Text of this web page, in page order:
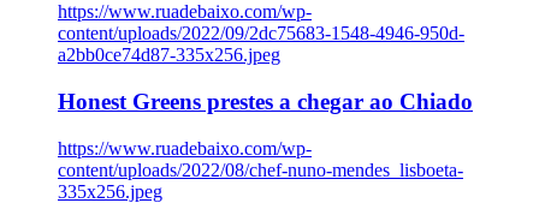
https://www.ruadebaixo.com/wp-
content/uploads/2022/09/2dc75683-1548-4946-950d-
a2bb0ce74d87-335x256.jpeg
Honest Greens prestes a chegar ao Chiado
https://www.ruadebaixo.com/wp-
content/uploads/2022/08/chef-nuno-mendes_lisboeta-
335x256.jpeg